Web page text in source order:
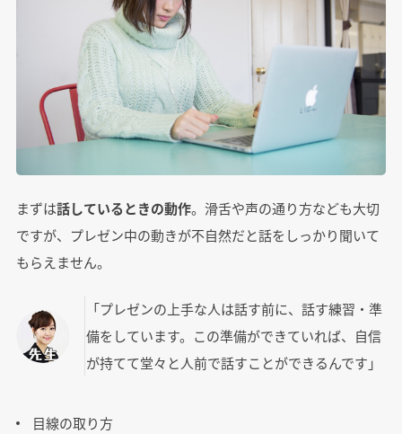
まずは話しているときの動作。滑舌や声の通り方なども大切
ですが、プレゼン中の動きが不自然だと話をしっかり聞いて
もらえません。
「プレゼンの上手な人は話す前に、話す練習・準
備をしています。この準備ができていれば、自信
が持てて堂々と人前で話すことができるんです」
目線の取り方